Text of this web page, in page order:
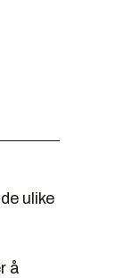
ulike
å